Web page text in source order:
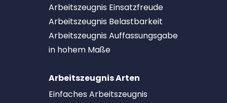
Arbeitszeugnis Einsatzfreude
Arbeitszeugnis Belastbarkeit
Arbeitszeugnis Auffassungsgabe
in hohem Maße
Arbeitszeugnis Arten
Einfaches Arbeitszeugnis